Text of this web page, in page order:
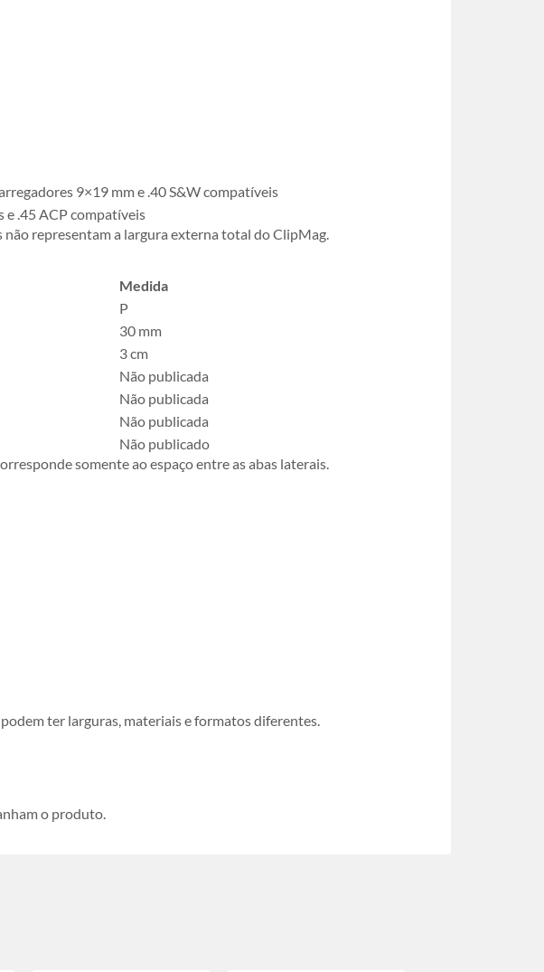
9×19 mm e .40 S&W compatíveis
.45 ACP compatíveis
não representam a largura externa total do ClipMag.
Medida
P
30 mm
3 cm
Não publicada
Não publicada
Não publicada
Não publicado
somente ao espaço entre as abas laterais.
ter larguras, materiais e formatos diferentes.
o produto.